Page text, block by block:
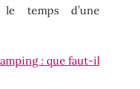
le temps d’une
: que faut-il